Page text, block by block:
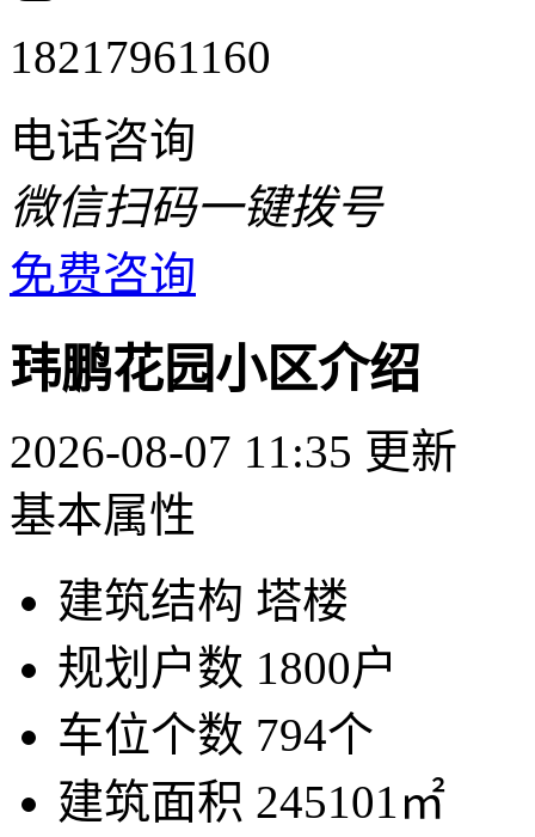
18217961160
电话咨询
微信扫码一键拨号
免费咨询
玮鹏花园小区介绍
2026-08-07 11:35 更新
基本属性
建筑结构 塔楼
规划户数 1800户
车位个数 794个
建筑面积 245101㎡